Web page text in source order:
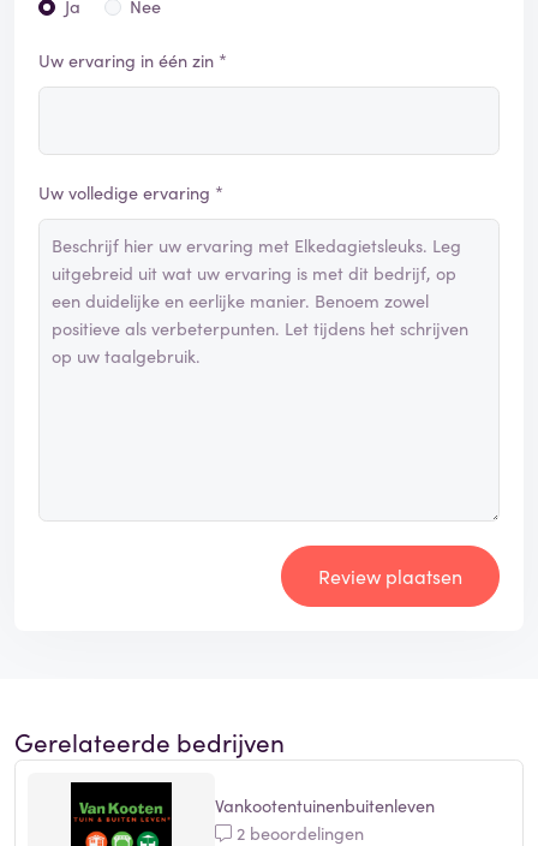
Ja Nee
Uw ervaring in één zin *
Uw volledige ervaring *
Review plaatsen
Gerelateerde bedrijven
Vankootentuinenbuitenleven
2 beoordelingen